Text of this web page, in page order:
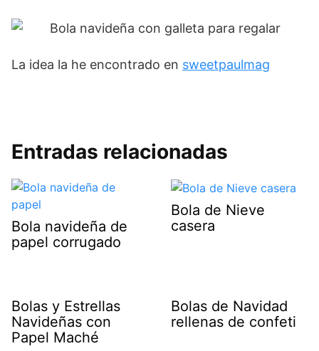
La idea la he encontrado en sweetpaulmag
Entradas relacionadas
Bola navideña de
papel corrugado
Bola de Nieve
casera
Bolas y Estrellas
Navideñas con
Papel Maché
Bolas de Navidad
rellenas de confeti